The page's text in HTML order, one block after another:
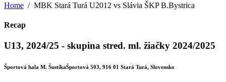
Home MBK Stará Turá U2012 vs Slávia ŠKP B.Bystrica
Recap
U13, 2024/25 - skupina stred. ml. žiačky 2024/2025
Športová hala M. ŠustíkaŠportová 503, 916 01 Stará Turá, Slovensko